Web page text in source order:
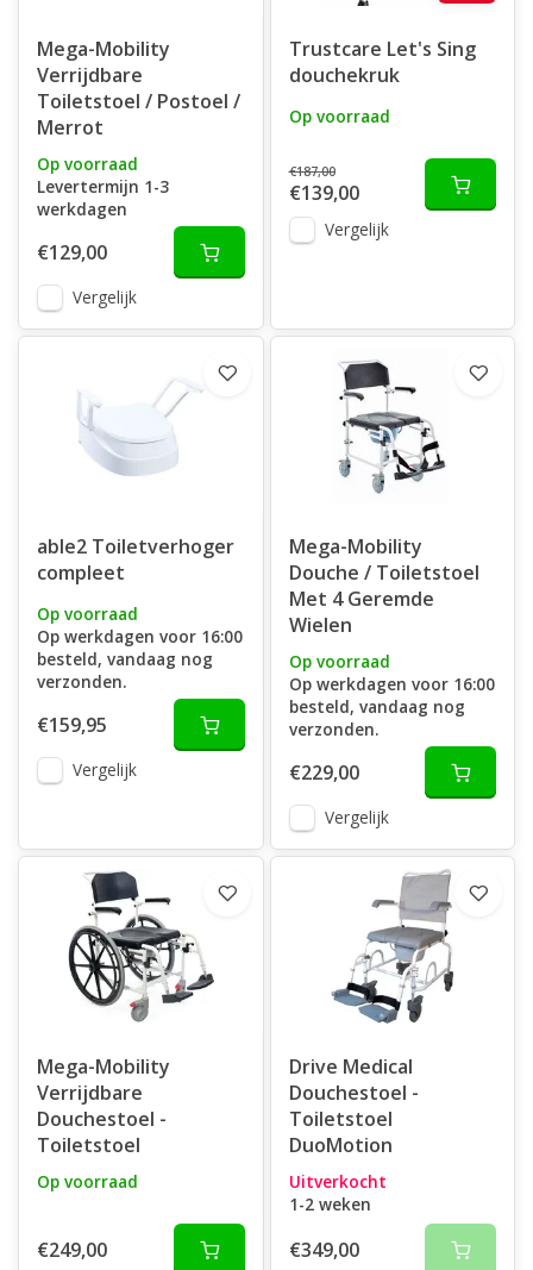
Mega-Mobility
Verrijdbare
Toiletstoel / Postoel /
Merrot
Op voorraad
Levertermijn 1-3
werkdagen
€129,00
Vergelijk
Trustcare Let's Sing
douchekruk
Op voorraad
€187,00
€139,00
Vergelijk
able2 Toiletverhoger
compleet
Op voorraad
Op werkdagen voor 16:00
besteld, vandaag nog
verzonden.
€159,95
Vergelijk
Mega-Mobility
Douche / Toiletstoel
Met 4 Geremde
Wielen
Op voorraad
Op werkdagen voor 16:00
besteld, vandaag nog
verzonden.
€229,00
Vergelijk
Mega-Mobility
Verrijdbare
Douchestoel -
Toiletstoel
Op voorraad
€249,00
Drive Medical
Douchestoel -
Toiletstoel
DuoMotion
Uitverkocht
1-2 weken
€349,00